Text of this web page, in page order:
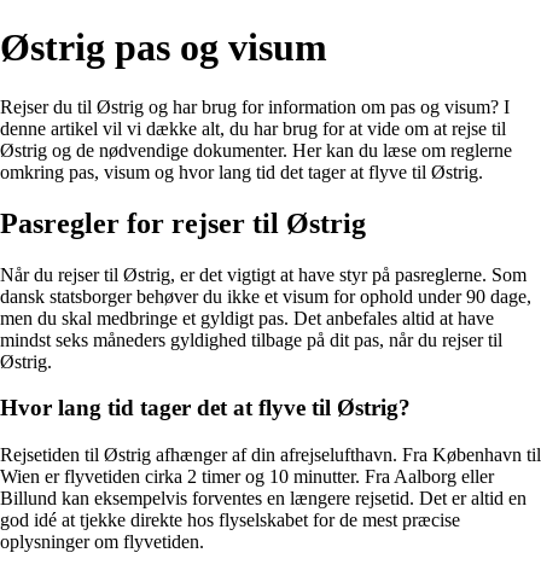
Østrig pas og visum
Rejser du til Østrig og har brug for information om pas og visum? I
denne artikel vil vi dække alt, du har brug for at vide om at rejse til
Østrig og de nødvendige dokumenter. Her kan du læse om reglerne
omkring pas, visum og hvor lang tid det tager at flyve til Østrig.
Pasregler for rejser til Østrig
Når du rejser til Østrig, er det vigtigt at have styr på pasreglerne. Som
dansk statsborger behøver du ikke et visum for ophold under 90 dage,
men du skal medbringe et gyldigt pas. Det anbefales altid at have
mindst seks måneders gyldighed tilbage på dit pas, når du rejser til
Østrig.
Hvor lang tid tager det at flyve til Østrig?
Rejsetiden til Østrig afhænger af din afrejselufthavn. Fra København til
Wien er flyvetiden cirka 2 timer og 10 minutter. Fra Aalborg eller
Billund kan eksempelvis forventes en længere rejsetid. Det er altid en
god idé at tjekke direkte hos flyselskabet for de mest præcise
oplysninger om flyvetiden.